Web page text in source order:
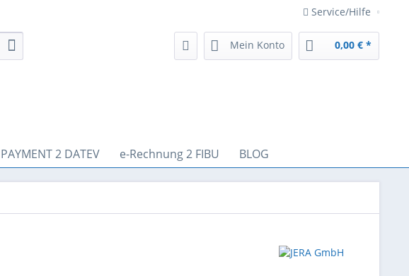
Service/Hilfe
Mein Konto 0,00 € *
PAYMENT 2 DATEV e-Rechnung 2 FIBU BLOG